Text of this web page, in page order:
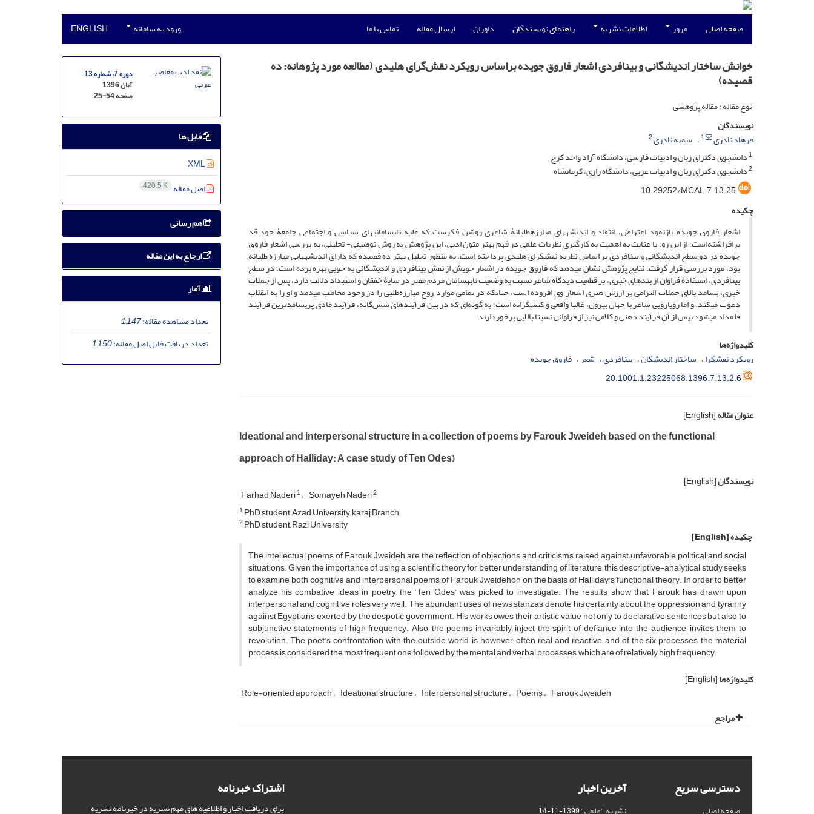
صفحه اصلی مرور اطلاعات نشریه راهنمای نویسندگان داوران ارسال مقاله تماس با ما ورود به سامانه ENGLISH
خوانش ساختار اندیشگانی و بینافردی اشعار فاروق جویده براساس رویکرد نقش‌گرای هلیدی (مطالعه مورد پژوهانه: ده
قصیده)
نوع مقاله : مقاله پژوهشی
نویسندگان
فرهاد نادری
1 سمیه نادری2
1دانشجوی دکترای زبان و ادبیات فارسی، دانشگاه آزاد واحد کرج
2دانشجوی دکترای زبان و ادبیات عربی، دانشگاه رازی، کرمانشاه
10.29252/MCAL.7.13.25
چکیده
اشعار فاروق جویده بازنمود اعتراض، انتقاد و اندیشه­های مبارزه­طلبانۀ شاعری روشن فکرست که علیه نابسامانی­های سیاسی و اجتماعی جامعۀ خود قد
برافراشته‌است؛ از این رو، با عنایت به اهمیت به کارگیری نظریات علمی در فهم بهتر متون ادبی، این پژوهش به روش توصیفی- تحلیلی، به بررسی اشعار فاروق
جویده در دو سطح اندیشگانی و بینافردی بر اساس نظریه نقش­گرای هلیدی پرداخته است. به منظور تحلیل بهتر ده قصیده که دارای اندیشه­هایی مبارزه­ طلبانه
بود، مورد بررسی قرار گرفت. نتایج پژوهش نشان می­دهد که فاروق جویده در اشعار خویش از نقشِ‌ بینافردی و اندیشگانی به خوبی بهره برده است؛ در سطح
بینافردی، استفادۀ فراوان از بند­های خبری، بر قطعیت دیدگاه شاعر نسبت به وضعیت نابه­سامان مردم مصر در سایۀ خفقان و استبداد دلالت دارد، پس از جملات
خبری، بسامد بالای جملات التزامی بر ارزش هنری اشعار وی افزوده است، چنان­که در تمامی موارد روح مبارزه‌طلبی را در وجود مخاطب می­دمد و او را به انقلاب
دعوت می­کند. و اما رویارویی شاعر با جهان بیرون، غالبا واقعی و کنشگرانه است؛ به گونه‌ای که در بین فرآیندهای شش‌گانه، فرآیند مادی پربسامد‌ترین فرآیند
قلمداد می­شود، پس از آن فرآیند ذهنی و کلامی نیز از فراوانی نسبتا بالایی برخوردارند.
کلیدواژه‌ها
رویکرد نقش­گرا ساختار اندیشگان بینافردی شعر فاروق جویده
20.1001.1.23225068.1396.7.13.2.6
عنوان مقاله[English]
Ideational and interpersonal structure in a collection of poems by Farouk Jweideh based on the functional
approach of Halliday: A case study of Ten Odes)
نویسندگان[English]
Farhad Naderi1 Somayeh Naderi2
1PhD student, Azad University, karaj Branch
2PhD student, Razi University
چکیده[English]
The intellectual poems of Farouk Jweideh are the reflection of objections and criticisms raised against unfavorable political and social
situations. Given the importance of using a scientific theory for better understanding of literature, this descriptive-analytical study seeks
to examine both cognitive and interpersonal poems of Farouk Jweidehon on the basis of Halliday's functional theory. In order to better
analyze his combative ideas in poetry, the ‘Ten Odes’ was picked to investigate. The results show that Farouk has drawn upon
interpersonal and cognitive roles very well. The abundant uses of news stanzas denote his certainty about the oppression and tyranny
against Egyptians exerted by the despotic government. His works owes their artistic value not only to declarative sentences but also to
subjunctive statements of high frequency. Also, the poems invariably inject the spirit of defiance into the audience, invites them to
revolution. The poet’s confrontation with the outside world, is, however, often real and reactive, and of the six processes, the material
process is considered the most frequent one followed by the mental and verbal processes, which are of relatively high frequency.
کلیدواژه‌ها[English]
Role-oriented approach Ideational structure Interpersonal structure Poems Farouk Jweideh
مراجع
دوره 7، شماره 13
آبان 1396
صفحه25-54
فایل ها
XML
اصل مقاله 420.5 K
هم رسانی
ارجاع به این مقاله
آمار
تعداد مشاهده مقاله:1,147
تعداد دریافت فایل اصل مقاله:1,150
دسترسی سریع
صفحه اصلی
آخرین اخبار
نشریه "علمی"1399-11-14
اشتراک خبرنامه
برای دریافت اخبار و اطلاعیه های مهم نشریه در خبرنامه نشریه